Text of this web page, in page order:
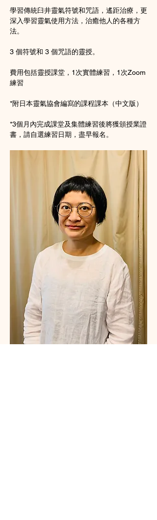
學習傳統臼井靈氣符號和咒語，遙距治療，更
深入學習靈氣使用方法，治癒他人的各種方
法。
3 個符號和 3 個咒語的靈授。
費用包括靈授課堂，1次實體練習，1次Zoom
練習
*附日本靈氣協會編寫的課程課本（中文版）
*3個月內完成課堂及集體練習後將獲頒授業證
書，請自選練習日期，盡早報名。